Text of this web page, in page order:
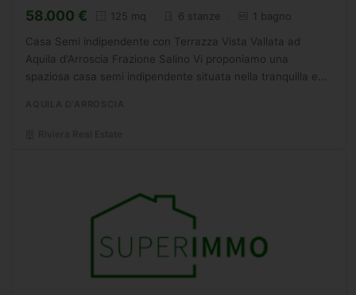
58.000 € 125 mq 6 stanze 1 bagno
Casa Semi indipendente con Terrazza Vista Vallata ad
Aquila d'Arroscia Frazione Salino Vi proponiamo una
spaziosa casa semi indipendente situata nella tranquilla e